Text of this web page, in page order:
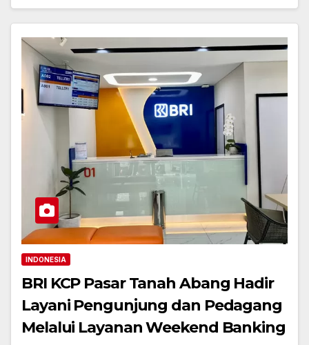
INDONESIA
BRI KCP Pasar Tanah Abang Hadir
Layani Pengunjung dan Pedagang
Melalui Layanan Weekend Banking